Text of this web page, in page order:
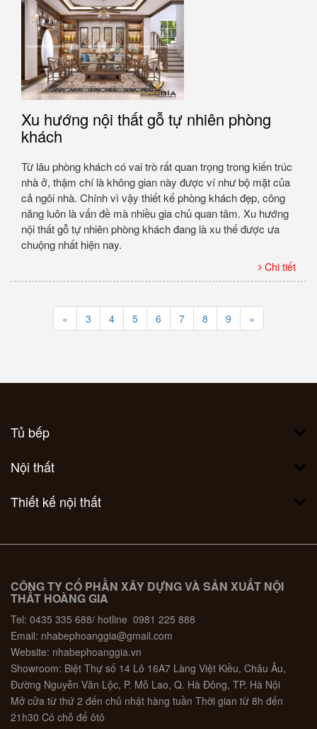
Xu hướng nội thất gỗ tự nhiên phòng
khách
Từ lâu phòng khách có vai trò rất quan trọng trong kiến trúc
nhà ở, thậm chí là không gian này được ví như bộ mặt của
cả ngôi nhà. Chính vì vậy thiết kế phòng khách đẹp, công
năng luôn là vấn đề mà nhiều gia chủ quan tâm. Xu hướng
nội thất gỗ tự nhiên phòng khách đang là xu thế được ưa
chuộng nhất hiện nay.
Chi tiết
« 3 4 5 6 7 8 9 »
Tủ bếp
Nội thất
Thiết kế nội thất
CÔNG TY CỔ PHẦN XÂY DỰNG VÀ SẢN XUẤT NỘI
THẤT HOÀNG GIA
Tel: 0435 335 688/ hotline 0981 225 888
Email: nhabephoanggia@gmail.com
Website: nhabephoanggia.vn
Showroom: Biệt Thự số 14 Lô 16A7 Làng Việt Kiều, Châu Âu,
Đường Nguyễn Văn Lộc, P. Mỗ Lao, Q. Hà Đông, TP. Hà Nội
Mở cửa từ thứ 2 đến chủ nhật hàng tuần Thời gian từ 8h đến
21h30 Có chỗ để ôtô